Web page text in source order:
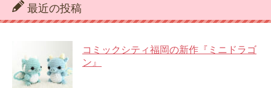
最近の投稿
コミックシティ福岡の新作『ミニドラゴ
ン』